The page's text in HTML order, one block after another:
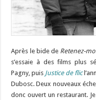
Après le bide de Retenez-
s’essaie à des films plus
Pagny, puis Justice de flic
Dubosc. Deux nouveaux
donc ouvert un restaurant.